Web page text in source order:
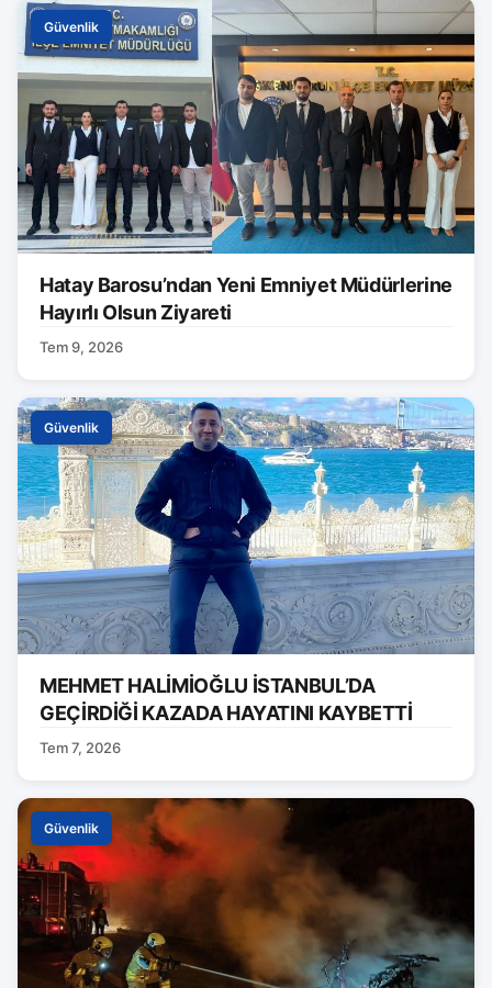
Güvenlik
Hatay Barosu’ndan Yeni Emniyet Müdürlerine
Hayırlı Olsun Ziyareti
Tem 9, 2026
Güvenlik
MEHMET HALİMİOĞLU İSTANBUL’DA
GEÇİRDİĞİ KAZADA HAYATINI KAYBETTİ
Tem 7, 2026
Güvenlik